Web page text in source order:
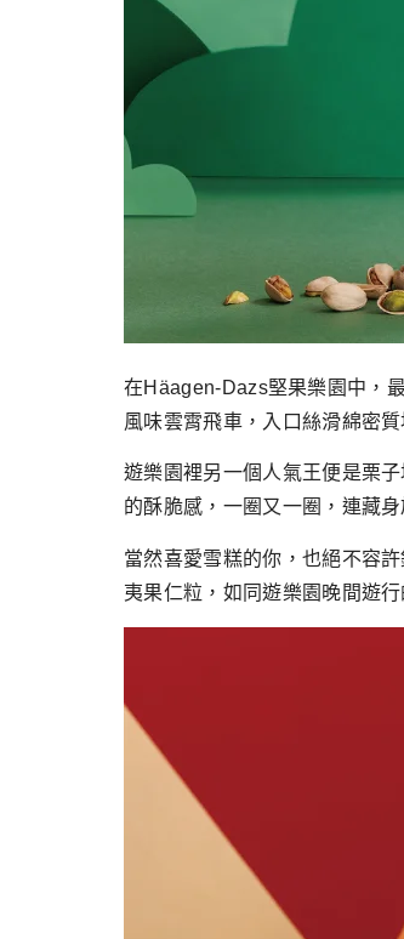
在Häagen-Dazs堅果樂園中，
風味雲霄飛車，入口絲滑綿密
遊樂園裡另一個人氣王便是栗
的酥脆感，一圈又一圈，連藏
當然喜愛雪糕的你，也絕不容
夷果仁粒，如同遊樂園晚間遊